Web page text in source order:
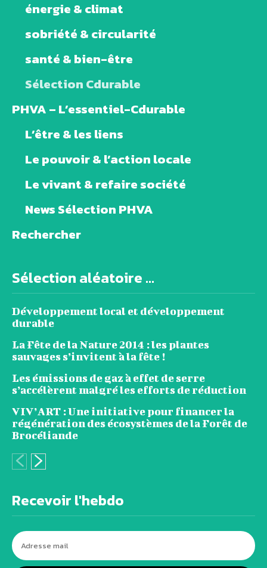
énergie & climat
sobriété & circularité
santé & bien-être
Sélection Cdurable
PHVA – L’essentiel-Cdurable
L’être & les liens
Le pouvoir & l’action locale
Le vivant & refaire société
News Sélection PHVA
Rechercher
Sélection aléatoire ...
Développement local et développement
durable
La Fête de la Nature 2014 : les plantes
sauvages s’invitent à la fête !
Les émissions de gaz à effet de serre
s’accélèrent malgré les efforts de réduction
VIV’ART : Une initiative pour financer la
régénération des écosystèmes de la Forêt de
Brocéliande
Recevoir l'hebdo